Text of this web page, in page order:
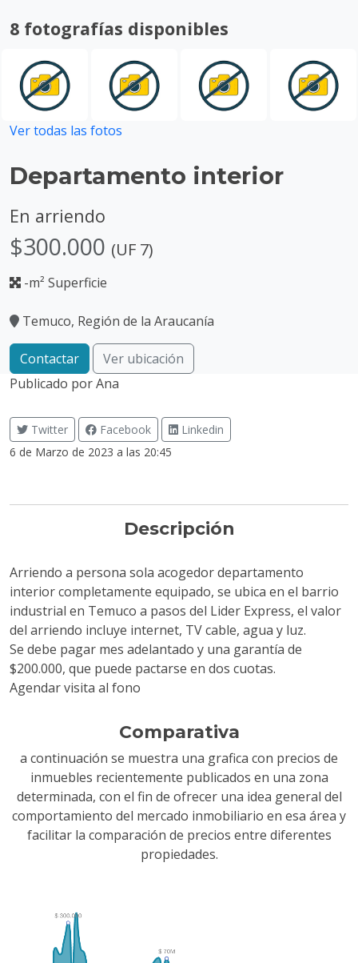
8 fotografías disponibles
Ver todas las fotos
Departamento interior
En arriendo
$300.000 (UF 7)
-m² Superficie
Temuco, Región de la Araucanía
Contactar
Ver ubicación
Publicado porAna
Twitter Facebook
Linkedin
6 de Marzo de 2023 a las 20:45
Descripción
Arriendo a persona sola acogedor departamento
interior completamente equipado, se ubica en el barrio
industrial en Temuco a pasos del Lider Express, el valor
del arriendo incluye internet, TV cable, agua y luz.
Se debe pagar mes adelantado y una garantía de
$200.000, que puede pactarse en dos cuotas.
Agendar visita al fono
Comparativa
a continuación se muestra una grafica con precios de
inmuebles recientemente publicados en una zona
determinada, con el fin de ofrecer una idea general del
comportamiento del mercado inmobiliario en esa área y
facilitar la comparación de precios entre diferentes
propiedades.